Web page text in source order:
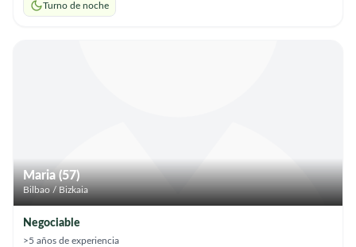
Turno de noche
Maria (57)
Bilbao / Bizkaia
Negociable
>5 años de experiencia